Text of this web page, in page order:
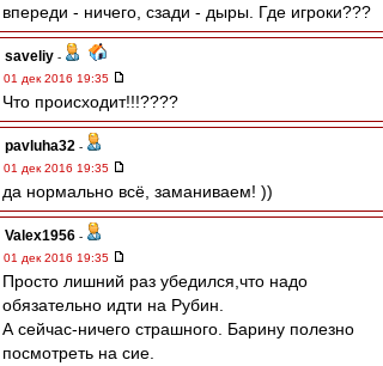
впереди - ничего, сзади - дыры. Где игроки???
saveliy -
01 дек 2016 19:35
Что происходит!!!????
pavluha32 -
01 дек 2016 19:35
да нормально всё, заманиваем! ))
Valex1956 -
01 дек 2016 19:35
Просто лишний раз убедился,что надо
обязательно идти на Рубин.
А сейчас-ничего страшного. Барину полезно
посмотреть на сие.